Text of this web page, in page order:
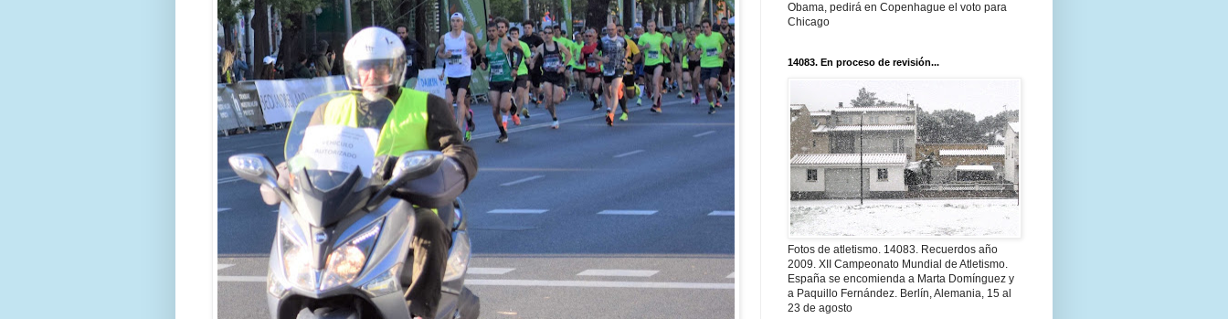
Obama, pedirá en Copenhague el voto para
Chicago
14083. En proceso de revisión...
Fotos de atletismo. 14083. Recuerdos año
2009. XII Campeonato Mundial de Atletismo.
España se encomienda a Marta Domínguez y
a Paquillo Fernández. Berlín, Alemania, 15 al
23 de agosto